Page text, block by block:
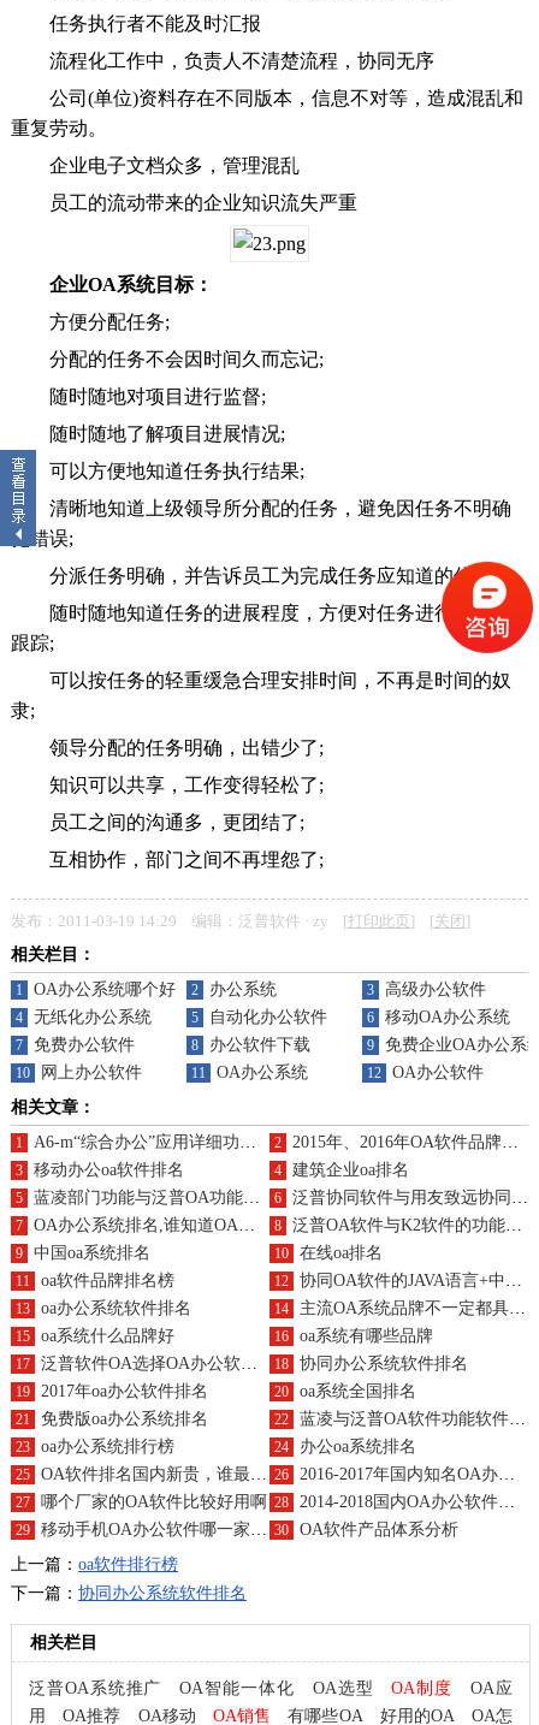
任务执行者不能及时汇报
流程化工作中，负责人不清楚流程，协同无序
公司(单位)资料存在不同版本，信息不对等，造成混乱和
重复劳动。
企业电子文档众多，管理混乱
员工的流动带来的企业知识流失严重
企业OA系统目标：
方便分配任务;
分配的任务不会因时间久而忘记;
随时随地对项目进行监督;
随时随地了解项目进展情况;
可以方便地知道任务执行结果;
清晰地知道上级领导所分配的任务，避免因任务不明确
犯错误;
分派任务明确，并告诉员工为完成任务应知道的信息;
随时随地知道任务的进展程度，方便对任务进行监督和
跟踪;
可以按任务的轻重缓急合理安排时间，不再是时间的奴
隶;
领导分配的任务明确，出错少了;
知识可以共享，工作变得轻松了;
员工之间的沟通多，更团结了;
互相协作，部门之间不再埋怨了;
发布：2011-03-19 14:29 编辑：泛普软件 · zy [打印此页] [关闭 ]
相关栏目：
1 OA办公系统哪个好 2 办公系统 3 高级办公软件
4 无纸化办公系统 5 自动化办公软件 6 移动OA办公系统
7 免费办公软件 8 办公软件下载 9 免费企业OA办公系
10 网上办公软件 11 OA办公系统 12
OA办公软件
相关文章：
1 A6-m“综合办公”应用详细功能对比 2 2015年、2016年OA软件品牌排名逐渐露出
3 移动办公oa软件排名 4 建筑企业oa排名
5 蓝凌部门功能与泛普OA功能的才艺大比拼 6 泛普协同软件与用友致远协同OA对比-知识模块
7 OA办公系统排名,谁知道OA办公软件厂商的排名？ 8 泛普OA软件与K2软件的功能大比拼！
9 中国oa系统排名 10 在线oa排名
11 oa软件品牌排名榜 12 协同OA软件的JAVA语言+中间件+数据性数据库对比
13 oa办公系统软件排名 14 主流OA系统品牌不一定都具备高性价比的条件
15 oa系统什么品牌好 16 oa系统有哪些品牌
17 泛普软件OA选择OA办公软件需要看重“鞋合不合适只有脚知道” 18 协同办公系统软件排名
19 2017年oa办公软件排名 20 oa系统全国排名
21 免费版oa办公系统排名 22 蓝凌与泛普OA软件功能软件的比较
23 oa办公系统排行榜 24 办公oa系统排名
25 OA软件排名国内新贵，谁最好，品牌知名度最高呢？ 26 2016-2017年国内知名OA办公系统排名、最好的公司何去何从
27 哪个厂家的OA软件比较好用啊 28 2014-2018国内OA办公软件系统对比及前景分析
29 移动手机OA办公软件哪一家公司最好呢 30
OA软件产品体系分析
上一篇： oa软件排行榜
下一篇： 协同办公系统软件排名
相关栏目
泛普OA系统推广 OA智能一体化 OA选型 OA制度
OA应
用
OA推荐 OA移动 OA销售 有哪些OA 好用的OA OA怎